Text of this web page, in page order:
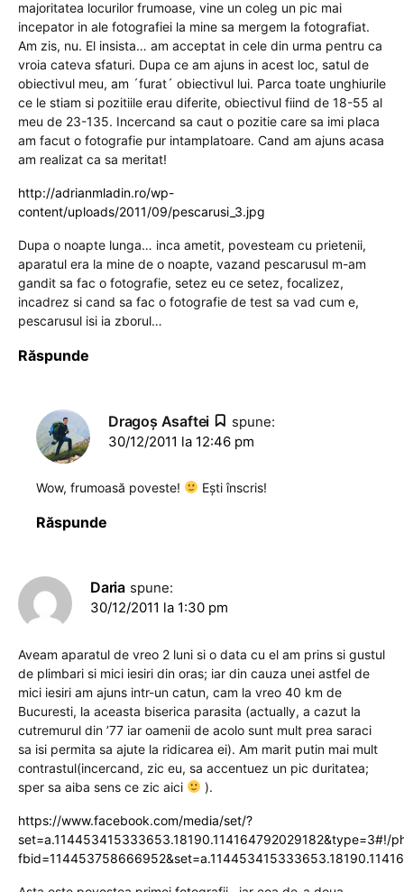
majoritatea locurilor frumoase, vine un coleg un pic mai
incepator in ale fotografiei la mine sa mergem la fotografiat.
Am zis, nu. El insista… am acceptat in cele din urma pentru ca
vroia cateva sfaturi. Dupa ce am ajuns in acest loc, satul de
obiectivul meu, am ´furat´ obiectivul lui. Parca toate unghiurile
ce le stiam si pozitiile erau diferite, obiectivul fiind de 18-55 al
meu de 23-135. Incercand sa caut o pozitie care sa imi placa
am facut o fotografie pur intamplatoare. Cand am ajuns acasa
am realizat ca sa meritat!
http://adrianmladin.ro/wp-
content/uploads/2011/09/pescarusi_3.jpg
Dupa o noapte lunga… inca ametit, povesteam cu prietenii,
aparatul era la mine de o noapte, vazand pescarusul m-am
gandit sa fac o fotografie, setez eu ce setez, focalizez,
incadrez si cand sa fac o fotografie de test sa vad cum e,
pescarusul isi ia zborul…
Răspunde
Dragoş Asaftei
spune:
30/12/2011 la 12:46 pm
Wow, frumoasă poveste! Ești înscris!
Răspunde
Daria spune:
30/12/2011 la 1:30 pm
Aveam aparatul de vreo 2 luni si o data cu el am prins si gustul
de plimbari si mici iesiri din oras; iar din cauza unei astfel de
mici iesiri am ajuns intr-un catun, cam la vreo 40 km de
Bucuresti, la aceasta biserica parasita (actually, a cazut la
cutremurul din ’77 iar oamenii de acolo sunt mult prea saraci
sa isi permita sa ajute la ridicarea ei). Am marit putin mai mult
contrastul(incercand, zic eu, sa accentuez un pic duritatea;
sper sa aiba sens ce zic aici
).
https://www.facebook.com/media/set/?
set=a.114453415333653.18190.114164792029182&type=3#!/